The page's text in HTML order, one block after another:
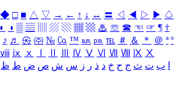
◆ □ ■ △ ▽ → ← ↑ ↓ ↔ 〓 ◁ ◀ ▷ ▶ ♤
◐ ◑ ▒ ▤ ▨ ▧ ▦ ▩ ♨ ☏ ☎ ☜ ☞ ¶ †
♪ ♬ ㉿ ㈜ № ㏇ ™ ㏂ ㏘ ℡ ＃ ＆ ＊ ＠ ª º
ⅷ ⅸ ⅹ Ⅳ Ⅴ Ⅵ Ⅶ Ⅷ Ⅸ Ⅹ
ب ت ث ج ح خ د ذ ر ز س ش ص ض ط ظ